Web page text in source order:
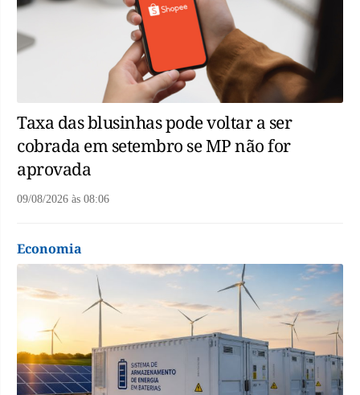
Taxa das blusinhas pode voltar a ser
cobrada em setembro se MP não for
aprovada
09/08/2026 às 08:06
Economia